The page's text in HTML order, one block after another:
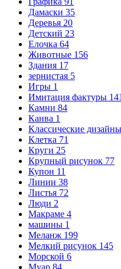
Дамаски 35
Деревья 20
Детский 23
Елочка 64
Животные 156
Здания 17
зернистая 5
Игры 1
Имитация фактуры 141
Камни 84
Канва 1
Классические
Клетка 71
Круги 25
Крупный рисунок 77
Купон 11
Линии 38
Листья 72
Люди 2
Макраме 4
машины 1
Меланж 199
Мелкий рисунок 145
Морской 6
Муар 84